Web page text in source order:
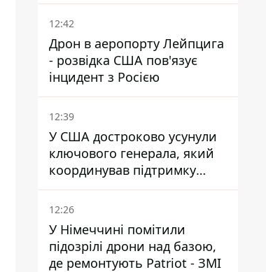
12:42
Дрон в аеропорту Лейпцига
- розвідка США пов'язує
інцидент з Росією
12:39
У США достроково усунули
ключового генерала, який
координував підтримку
України - причину
замовчують
12:26
У Німеччині помітили
підозрілі дрони над базою,
де ремонтують Patriot - ЗМІ